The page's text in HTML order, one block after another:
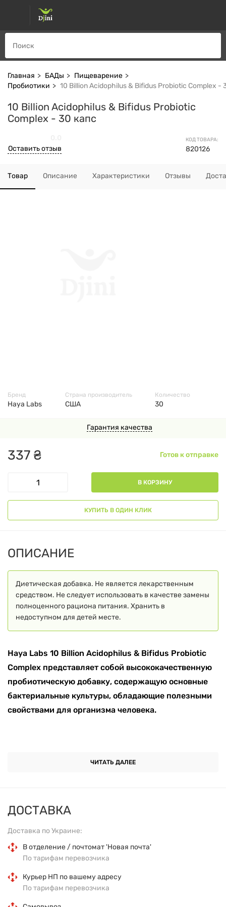
Главная БАДы
Пищеварение
Пробиотики
10 Billion Acidophilus & Bifidus Probiotic Complex -
10 Billion Acidophilus & Bifidus Probiotic
Complex - 30 капс
КОД ТОВАРА:
820126
Оставить отзыв
Товар Описание Характеристики Отзывы
Гарантия качества
337 ₴ Готов к отправке
В КОРЗИНУ
КУПИТЬ В ОДИН КЛИК
ДОСТАВКА
Доставка по Украине:
В отделение / почтомат 'Новая почта'
По тарифам перевозчика
Курьер НП по вашему адресу
По тарифам перевозчика
Бренд
Haya Labs
Страна производитель
США
Количество
30
ОПИСАНИЕ
Диетическая добавка. Не является лекарственным
средством. Не следует использовать в качестве замены
полноценного рациона питания. Хранить в
недоступном для детей месте.
Haya Labs 10 Billion Acidophilus & Bifidus Probiotic
Complex представляет собой высококачественную
пробиотическую добавку, содержащую основные
бактериальные культуры, обладающие полезными
свойствами для организма человека.
• Поддерживает пищеварительную систему
• Может помочь при проблемах с желудком
• Увеличивает усвоение питательных веществ
ЧИТАТЬ ДАЛЕЕ